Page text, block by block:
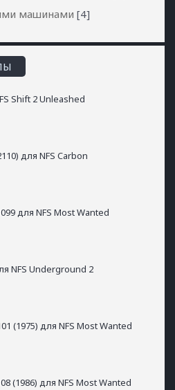
машинами [4]
Shift 2 Unleashed
для NFS Carbon
для NFS Most Wanted
NFS Underground 2
(1975) для NFS Most Wanted
(1986) для NFS Most Wanted